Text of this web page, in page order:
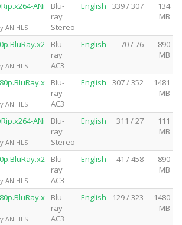
ANi
ANiHLS
Blu-
ray
Stereo
English 339 / 307
134
MB
ANiHLS
Blu-
ray
AC3
English 70 / 76
890
MB
ANiHLS
Blu-
ray
AC3
English 307 / 352
1481
MB
ANi
ANiHLS
Blu-
ray
Stereo
English 311 / 27
111
MB
ANiHLS
Blu-
ray
AC3
English 41 / 458
890
MB
ANiHLS
Blu-
ray
AC3
English 129 / 323
1480
MB